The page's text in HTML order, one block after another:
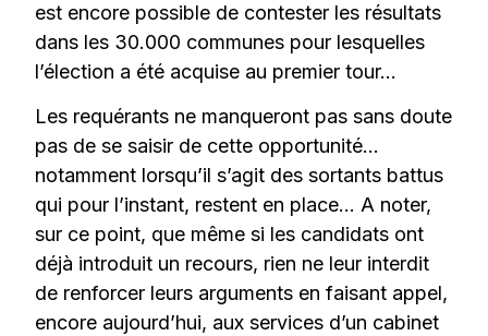
est encore possible de contester les résultats
dans les 30.000 communes pour lesquelles
l’élection a été acquise au premier tour…
Les requérants ne manqueront pas sans doute
pas de se saisir de cette opportunité…
notamment lorsqu’il s’agit des sortants battus
qui pour l’instant, restent en place… A noter,
sur ce point, que même si les candidats ont
déjà introduit un recours, rien ne leur interdit
de renforcer leurs arguments en faisant appel,
encore aujourd’hui, aux services d’un cabinet